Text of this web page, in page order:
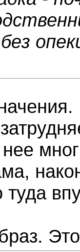
нее
туда